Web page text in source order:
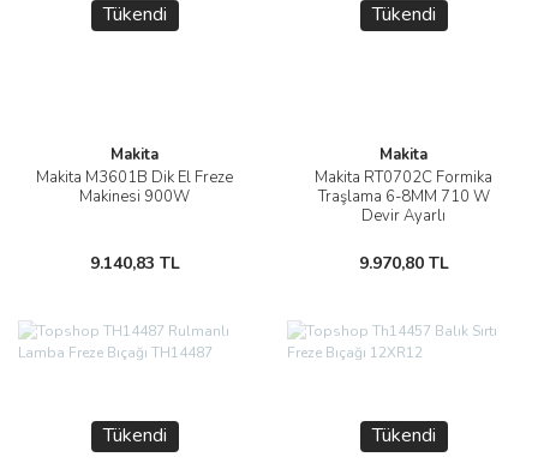
Tükendi
Makita
Makita M3601B Dik El Freze
Makinesi 900W
9.140,83 TL
Tükendi
Makita
Makita RT0702C Formika
Traşlama 6-8MM 710 W
Devir Ayarlı
9.970,80 TL
Tükendi Tükendi